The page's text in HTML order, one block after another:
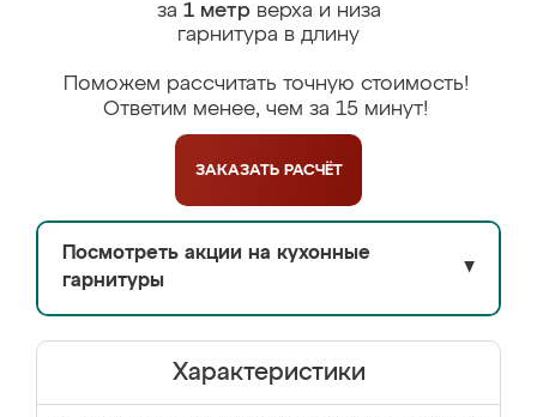
за 1 метрверха и низа
гарнитура в длину
Поможем рассчитать точную стоимость!
Ответим менее, чем за 15 минут!
ЗАКАЗАТЬ РАСЧЁТ
Посмотреть акции на кухонные
гарнитуры
▼
Характеристики